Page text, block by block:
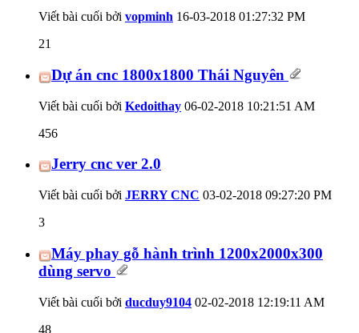
Viết bài cuối bởi vopminh 16-03-2018 01:27:32 PM
21
Dự án cnc 1800x1800 Thái Nguyên
Viết bài cuối bởi Kedoithay 06-02-2018 10:21:51 AM
456
Jerry cnc ver 2.0
Viết bài cuối bởi JERRY CNC 03-02-2018 09:27:20 PM
3
Máy phay gỗ hành trình 1200x2000x300
dùng servo
Viết bài cuối bởi ducduy9104 02-02-2018 12:19:11 AM
48